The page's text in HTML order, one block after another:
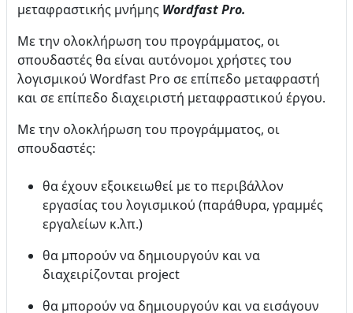
μεταφραστικής μνήμης Wordfast Pro.
Με την ολοκλήρωση του προγράμματος, οι
σπουδαστές θα είναι αυτόνομοι χρήστες του
λογισμικού Wordfast Pro σε επίπεδο μεταφραστή
και σε επίπεδο διαχειριστή μεταφραστικού έργου.
Με την ολοκλήρωση του προγράμματος, οι
σπουδαστές:
θα έχουν εξοικειωθεί με το περιβάλλον
εργασίας τoυ λογισμικού (παράθυρα, γραμμές
εργαλείων κ.λπ.)
θα μπορούν να δημιουργούν και να
διαχειρίζονται project
θα μπορούν να δημιουργούν και να εισάγουν